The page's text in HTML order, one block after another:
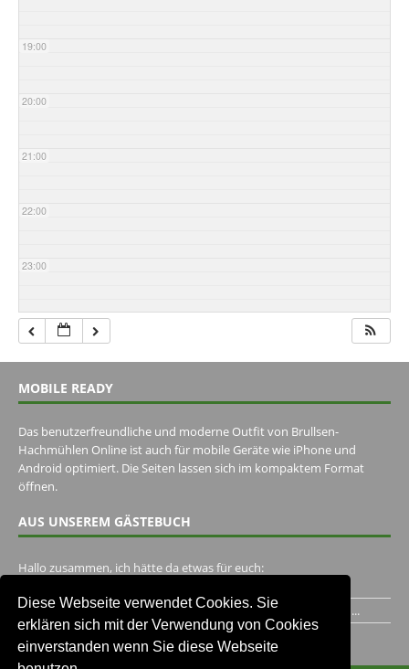
Diese Webseite verwendet Cookies. Sie
erklären sich mit der Verwendung von Cookies
einverstanden wenn Sie diese Webseite
19:00
20:00
21:00
22:00
23:00
MOBILE READY
Das benutzerfreundliche und moderne Outfit von Brullsen-
Hachmühlen Online ist auch für mobile Geräte wie iPhone und
Android optimiert. Die Seiten lassen sich im kompaktem Format
öffnen.
AUS UNSEREM GÄSTEBUCH
Hallo zusammen, ich hätte da etwas für euch:
Ich habe ein Jahr im Gasthaus Hugo Pape verbracht..Habe ihn...
Unser Gästebuch besuchen